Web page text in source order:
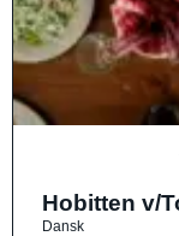
Hobitten v/
Dansk